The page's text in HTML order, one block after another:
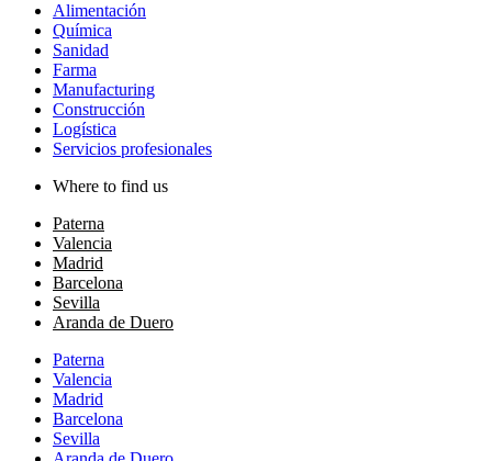
Alimentación
Química
Sanidad
Farma
Manufacturing
Construcción
Logística
Servicios profesionales
Where to find us
Paterna
Valencia
Madrid
Barcelona
Sevilla
Aranda de Duero
Paterna
Valencia
Madrid
Barcelona
Sevilla